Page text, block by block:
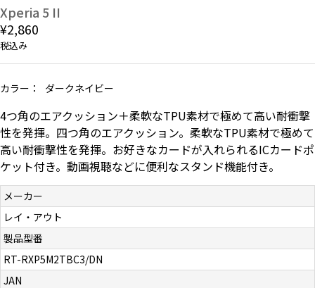
会社概要
よくある質問
お問い合わせ（一般の皆様）
お問い合わせ（企業様）
Xperia 5 II
¥2,860
税込み
カラー： ダークネイビー
4つ角のエアクッション＋柔軟なTPU素材で極めて高い耐衝撃
性を発揮。四つ角のエアクッション。柔軟なTPU素材で極めて
高い耐衝撃性を発揮。お好きなカードが入れられるICカードポ
ケット付き。動画視聴などに便利なスタンド機能付き。
メーカー
レイ・アウト
製品型番
RT-RXP5M2TBC3/DN
JAN